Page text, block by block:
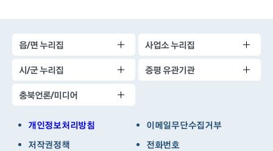
읍/면 누리집
사업소 누리집
시/군 누리집
증평 유관기관
충북언론/미디어
개인정보처리방침
이메일무단수집거부
저작권정책
전화번호